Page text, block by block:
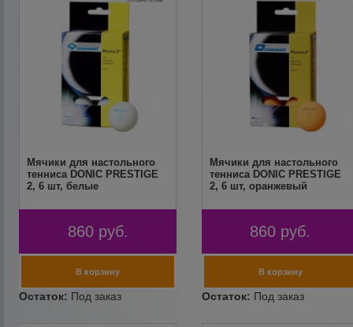
Мячики для настольного
тенниса DONIC PRESTIGE
2, 6 шт, белые
860 руб.
Мячики для настольного
тенниса DONIC PRESTIGE
2, 6 шт, оранжевый
860 руб.